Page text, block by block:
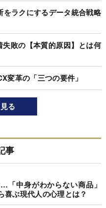
ラクにするデータ統合戦略
敗の【本質的原因】とは何
変革の「三つの要件」
る
事
「中身がわからない商品」
喜ぶ現代人の心理とは？